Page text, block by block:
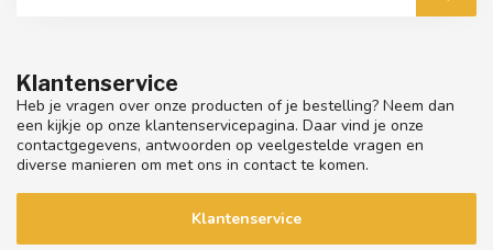
Klantenservice
Heb je vragen over onze producten of je bestelling? Neem dan
een kijkje op onze klantenservicepagina. Daar vind je onze
contactgegevens, antwoorden op veelgestelde vragen en
diverse manieren om met ons in contact te komen.
Klantenservice